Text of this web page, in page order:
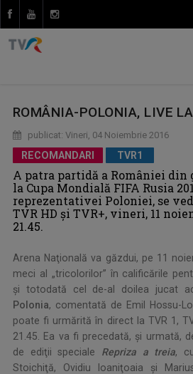
ROMÂNIA-POLONIA, LIVE
publicat: Vineri, 04 Noiembrie 2016
RECOMANDARI TVR1
A patra partidă a României din
la Cupa Mondială FIFA Rusia
reprezentativei Poloniei, se
TVR HD şi TVR+, vineri, 11
21.45.
Arena Naţională va găzdui, pe 11
meci al „tricolorilor” în calificările
şi totodată cel de-al doilea jucat
Polonia, comentată de Emil Hossu-
poate fi urmărită în direct la TVR 1,
21.45. Ea va fi precedată, şi urmată,
de ediţii speciale Repriza a treia,
Stoichiţă, Ovidiu Ioaniţoaia şi